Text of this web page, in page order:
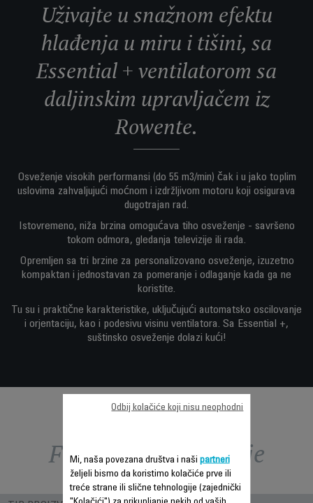
Uživajte u snažnom efektu
hlađenja u miru i tišini, sa
Essential + ventilatorom sa
daljinskim upravljačem iz
Rowente.
Osveženje visokih performansi (do 55 m3/min) čak i u jako toplim
uslovima zahvaljujući moćnom i izdržljivom motoru koji osigurava
dugotrajan rad.
Istovremeno, niža brzina omogućava tiho osveženje - savršeno
tokom odmora, gledanja televizije ili rada.
Opremljen sa tri brzine za personalizovano osveženje, izuzetno
kompaktan i jednostavan za pomeranje i odlaganje kada ga ne
koristite.
Tu su i praktične karakteristike, uključujući automatsko oscilovanje
i orjentaciju, kao i podesivu visinu ventilatora. Sa Essential +,
suštinsko osveženje dolazi kući!
Funkcije – poređenje
Mi, naša povezana društva i naši partneri
željeli bismo da koristimo kolačiće prve ili
treće strane ili slične tehnologije (zajednički
Odbij kolačiće koji nisu neophodni